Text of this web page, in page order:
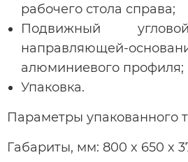
рабочего стола справа;
Подвижный
направляющей-
алюминиевого профиля;
Упаковка.
Параметры упакованного
Габариты, мм: 800 x 650 x